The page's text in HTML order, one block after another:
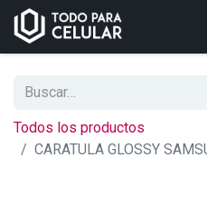
Todos los productos
CARATULA GLOSSY